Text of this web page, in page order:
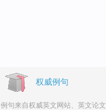
权威例句
例句来自权威英文网站、英文论文